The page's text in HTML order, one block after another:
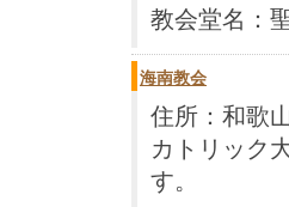
教会堂名：
海南教会
住所：和歌
カトリック
す。